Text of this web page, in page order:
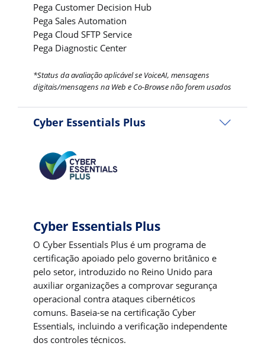
Pega Customer Decision Hub
Pega Sales Automation
Pega Cloud SFTP Service
Pega Diagnostic Center
*Status da avaliação aplicável se VoiceAI, mensagens
digitais/mensagens na Web e Co-Browse não forem usados
Cyber Essentials Plus
Cyber Essentials Plus
O Cyber Essentials Plus é um programa de
certificação apoiado pelo governo britânico e
pelo setor, introduzido no Reino Unido para
auxiliar organizações a comprovar segurança
operacional contra ataques cibernéticos
comuns. Baseia-se na certificação Cyber
Essentials, incluindo a verificação independente
dos controles técnicos.